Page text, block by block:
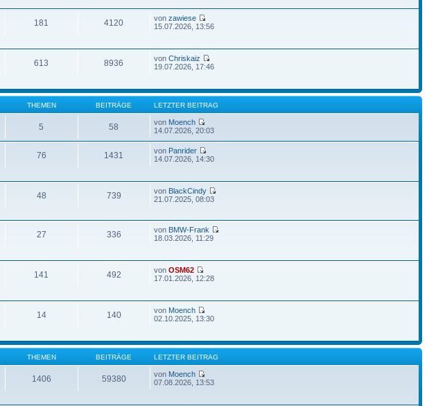
181 4120 vonzawiese
15.07.2026, 13:56
613 8936 vonChriskaiz
19.07.2026, 17:46
THEMEN BEITRÄGE LETZTER BEITRAG
5 58 von Moench
14.07.2026, 20:03
76 1431 von Panrider
14.07.2026, 14:30
48 739 von BlackCindy
21.07.2025, 08:03
27 336 von BMW-Frank
18.03.2026, 11:29
141 492 vonOSM62
17.01.2026, 12:28
14 140 von Moench
02.10.2025, 13:30
THEMEN BEITRÄGE LETZTER BEITRAG
1406 59380 von Moench
07.08.2026, 13:53